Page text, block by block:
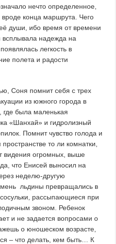
нечто определенное,
вроде конца маршрута. Чего
души, ибо время от времени
всплывала надежда на
легкость в
полета и радости
Соня помнит себя с трех
из южного города в
где была маленькая
«Шанхай» и гидролизный
Помнит чувство голода и
то ли комнатки,
видения огромных, выше
что Енисей выносил на
неделю-другую
льдины превращались в
рассыпающиеся при
звоном. Ребенок
и не задается вопросами о
о юношеском возрасте,
– что делать, кем быть… К